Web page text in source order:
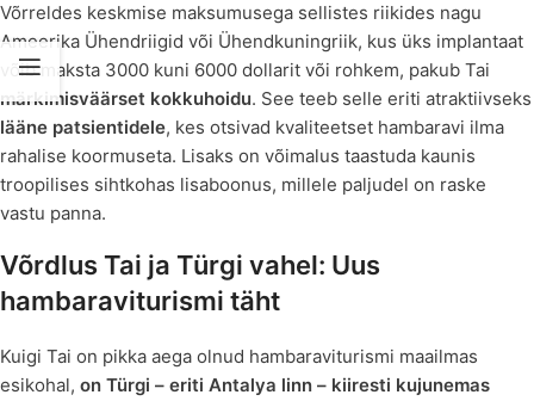
Võrreldes keskmise maksumusega sellistes riikides nagu
Ameerika Ühendriigid või Ühendkuningriik, kus üks implantaat
võib maksta 3000 kuni 6000 dollarit või rohkem, pakub Tai
märkimisväärset kokkuhoidu. See teeb selle eriti atraktiivseks
lääne patsientidele, kes otsivad kvaliteetset hambaravi ilma
rahalise koormuseta. Lisaks on võimalus taastuda kaunis
troopilises sihtkohas lisaboonus, millele paljudel on raske
vastu panna.
Võrdlus Tai ja Türgi vahel: Uus
hambaraviturismi täht
Kuigi Tai on pikka aega olnud hambaraviturismi maailmas
esikohal, on Türgi – eriti Antalya linn – kiiresti kujunemas